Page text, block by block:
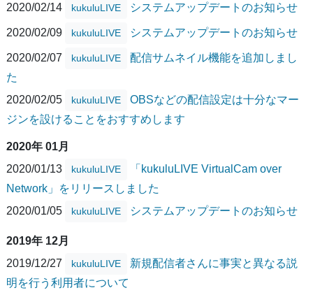
2020/02/14
kukuluLIVE システムアップデートのお知らせ
2020/02/09 kukuluLIVE システムアップデートのお知らせ
2020/02/07 kukuluLIVE
配信サムネイル機能を追加しまし
た
2020/02/05
kukuluLIVE
OBSなどの配信設定は十分なマー
ジンを設けることをおすすめします
2020年 01月
2020/01/13
kukuluLIVE
「kukuluLIVE VirtualCam over
Network」をリリースしました
2020/01/05
kukuluLIVE システムアップデートのお知らせ
2019年 12月
2019/12/27
kukuluLIVE
新規配信者さんに事実と異なる説
明を行う利用者について